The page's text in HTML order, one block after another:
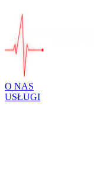
O NAS
USŁUGI